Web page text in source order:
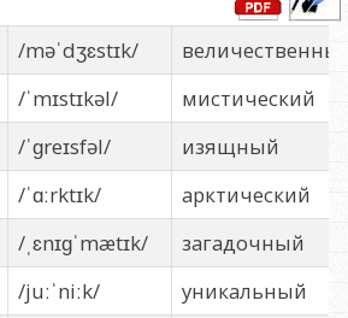
/məˈdʒɛstɪk/
/ˈmɪstɪkəl/
мистический
/ˈɡreɪsfəl/
изящный
/ˈɑːrktɪk/
арктический
/ˌɛnɪɡˈmætɪk/
загадочный
/juːˈniːk/
уникальный